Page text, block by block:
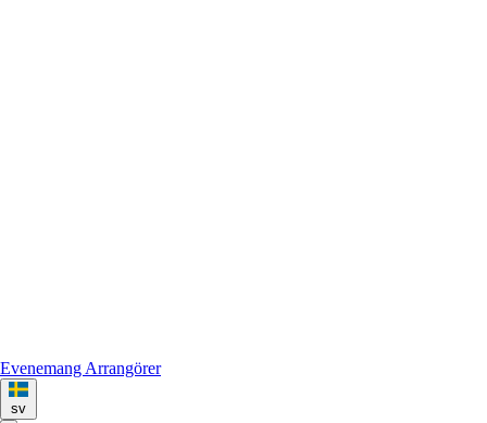
Evenemang Arrangörer
sv